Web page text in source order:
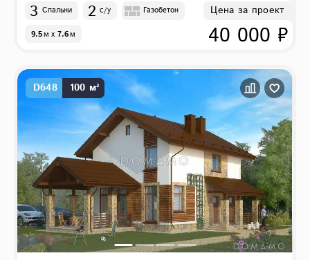
3 Спальни 2 с/у Газобетон
9.5м x 7.6м
Цена за проект
40 000 ₽
D648 100 м²